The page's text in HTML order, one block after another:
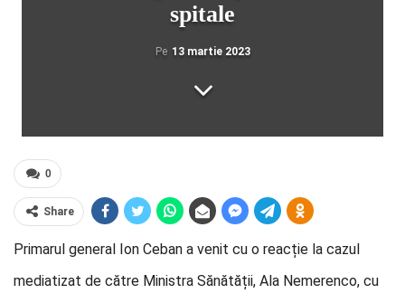
spitale
Pe 13 martie 2023
0
Share
Primarul general Ion Ceban a venit cu o reacție la cazul
mediatizat de către Ministra Sănătății, Ala Nemerenco, cu